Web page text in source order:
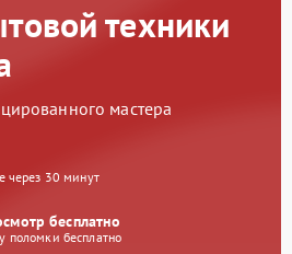
техники
мастера
через 30 минут
бесплатно
поломки бесплатно